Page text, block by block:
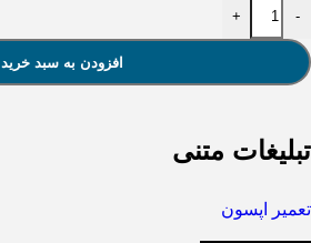
-
+
افزودن به سبد خرید
تبلیغات متنی
تعمیر اپسون